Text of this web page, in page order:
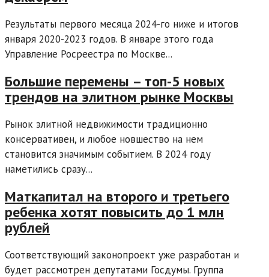
Результаты первого месяца 2024-го ниже и итогов
января 2020-2023 годов. В январе этого года
Управление Росреестра по Москве...
Большие перемены – топ-5 новых
трендов на элитном рынке Москвы
Рынок элитной недвижимости традиционно
консервативен, и любое новшество на нем
становится значимым событием. В 2024 году
наметились сразу...
Маткапитал на второго и третьего
ребенка хотят повысить до 1 млн
рублей
Соответствующий законопроект уже разработан и
будет рассмотрен депутатами Госдумы. Группа